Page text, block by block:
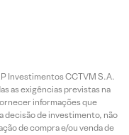
Investimentos CCTVM S.A.
as exigências previstas na
informações que
decisão de investimento, não
de compra e/ou venda de